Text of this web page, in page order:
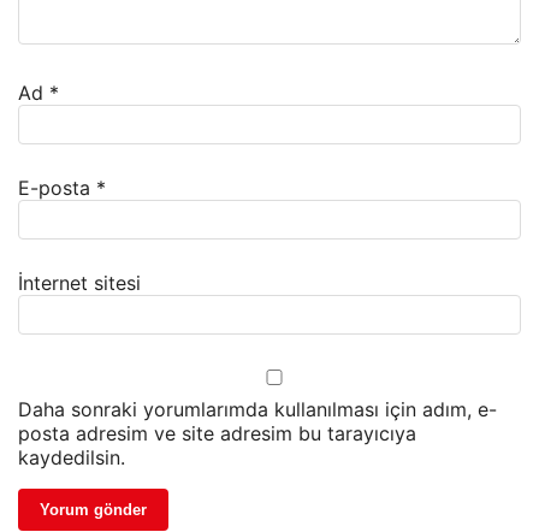
Ad *
E-posta *
İnternet sitesi
Daha sonraki yorumlarımda kullanılması için adım, e-
posta adresim ve site adresim bu tarayıcıya
kaydedilsin.